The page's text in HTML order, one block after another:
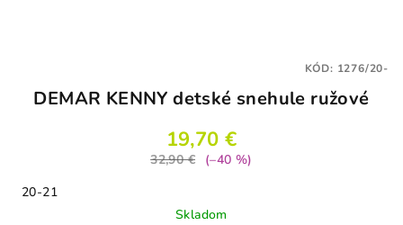
DEMAR KENNY detské snehule ružové
19,70 €
32,90 €
(–40 %)
20-21
Skladom
KÓD: 1276/20-